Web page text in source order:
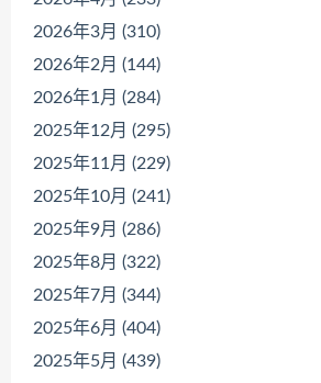
2026年3月 (310)
2026年2月 (144)
2026年1月 (284)
2025年12月 (295)
2025年11月 (229)
2025年10月 (241)
2025年9月 (286)
2025年8月 (322)
2025年7月 (344)
2025年6月 (404)
2025年5月 (439)